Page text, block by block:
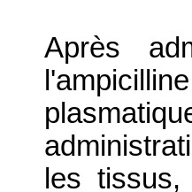
Après
les